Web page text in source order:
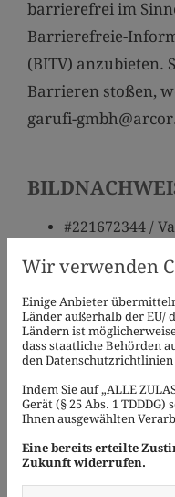
barrierefrei im
Barrierefreie-
(BITV) anzubieten.
Barrieren stoßen,
garufi-
#221672344 /
#232820053 /
#371478380 /
#275719611 /
Copyright ©
Schlütersche
Wir verwenden
Einige Anbieter
Länder außerhalb der EU/
Ländern ist
dass staatliche Behörden
den
Indem Sie auf „ALLE
Gerät (§ 25 Abs. 1
Ihnen ausgewählten
Eine bereits erteilte
Zukunft widerrufen.